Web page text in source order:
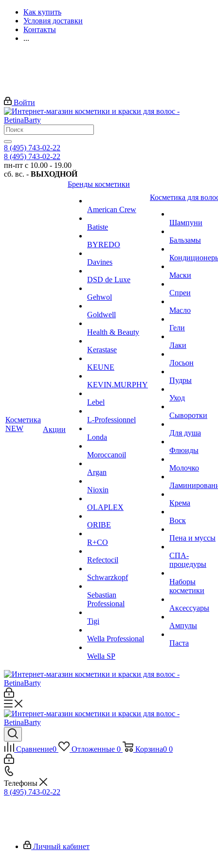
Как купить
Условия доставки
Контакты
...
Войти
8 (495) 743-02-22
8 (495) 743-02-22
пн-пт с 10.00 - 19.00
сб. вс. - ВЫХОДНОЙ
Косметика
NEW
Акции
Бренды косметики
American Crew
Batiste
BYREDO
Davines
DSD de Luxe
Gehwol
Goldwell
Health & Beauty
Kerastase
KEUNE
KEVIN.MURPHY
Lebel
L-Professionnel
Londa
Moroccanoil
Argan
Niохin
OLAPLEX
ORIBE
R+CO
Refectocil
Schwarzkopf
Sebastian
Professional
Tigi
Wella Professional
Wella SP
Косметика для
Шампуни
Бальзамы
Маски
Спреи
Масло
Гели
Лаки
Лосьон
Пудры
Уход
Сыворотки
Для душа
Флюиды
Молочко
Крема
Воск
Пена и муссы
СПА-
процедуры
Наборы
косметики
Аксессуары
Ампулы
Паста
Сравнение0 Отложенные 0 Корзина0 0
Телефоны
8 (495) 743-02-22
Личный кабинет